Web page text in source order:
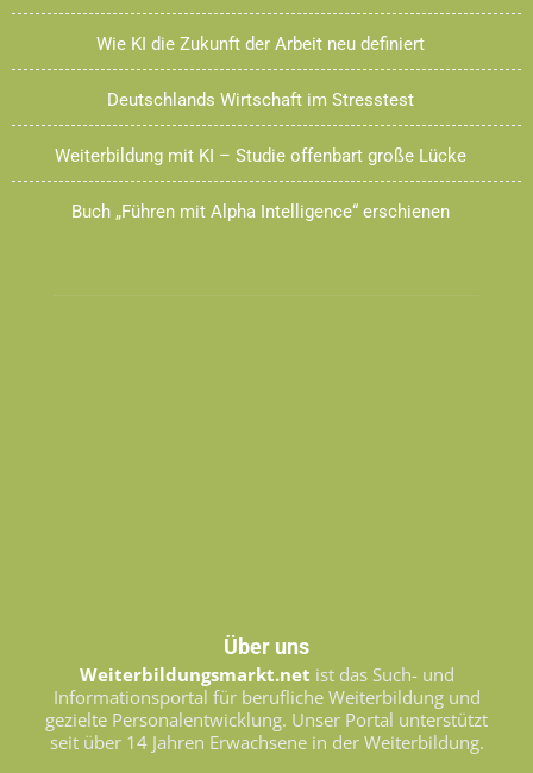
Wie KI die Zukunft der Arbeit neu definiert
Deutschlands Wirtschaft im Stresstest
Weiterbildung mit KI – Studie offenbart große Lücke
Buch „Führen mit Alpha Intelligence“ erschienen
Über uns
Weiterbildungsmarkt.net ist das Such- und
Informationsportal für berufliche Weiterbildung und
gezielte Personalentwicklung. Unser Portal unterstützt
seit über 14 Jahren Erwachsene in der Weiterbildung.